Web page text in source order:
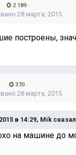
2 189
28 марта, 2015
построены,
370
28 марта, 2015
в 14:29, Mik
на машине до